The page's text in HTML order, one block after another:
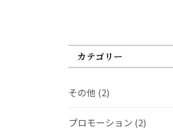
カテゴリー
その他 (2)
プロモーション (2)